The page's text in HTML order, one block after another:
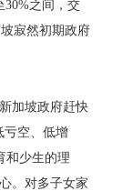
30%之间，交
寂然初期政府
加坡政府赶快
亏空、低增
和少生的理
。对多子女家